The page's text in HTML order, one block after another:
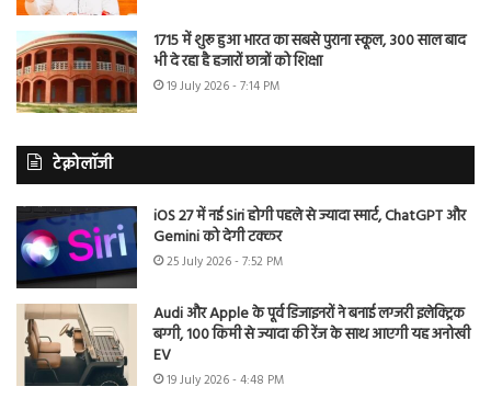
1715 में शुरू हुआ भारत का सबसे पुराना स्कूल, 300 साल बाद
भी दे रहा है हजारों छात्रों को शिक्षा
19 July 2026 - 7:14 PM
टेक्नोलॉजी
iOS 27 में नई Siri होगी पहले से ज्यादा स्मार्ट, ChatGPT और
Gemini को देगी टक्कर
25 July 2026 - 7:52 PM
Audi और Apple के पूर्व डिजाइनरों ने बनाई लग्जरी इलेक्ट्रिक
बग्गी, 100 किमी से ज्यादा की रेंज के साथ आएगी यह अनोखी
EV
19 July 2026 - 4:48 PM